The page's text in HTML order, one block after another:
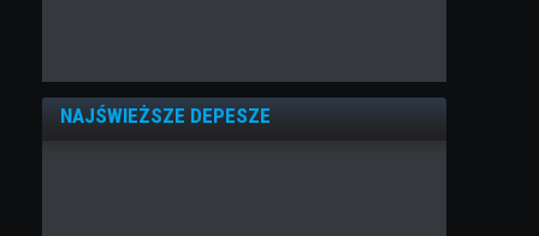
NAJŚWIEŻSZE DEPESZE